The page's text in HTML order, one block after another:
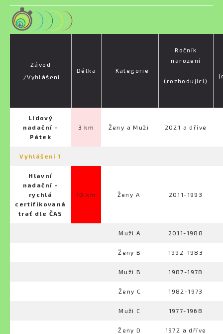
Závod
/Vyhlášení
Délka Kategorie
Ročník
narození
(rozhodující)
Lidový
nadační -
Pátek
3 km Ženy a Muži 2021 a dříve
Vyhlášení 1
Hlavní
nadační -
rychlá
certifikovaná
trať dle ČAS
10 km Ženy A 2011-1993
Muži A 2011-1988
Ženy B 1992-1983
Muži B 1987-1978
Ženy C 1982-1973
Muži C 1977-1968
Ženy D 1972 a dříve